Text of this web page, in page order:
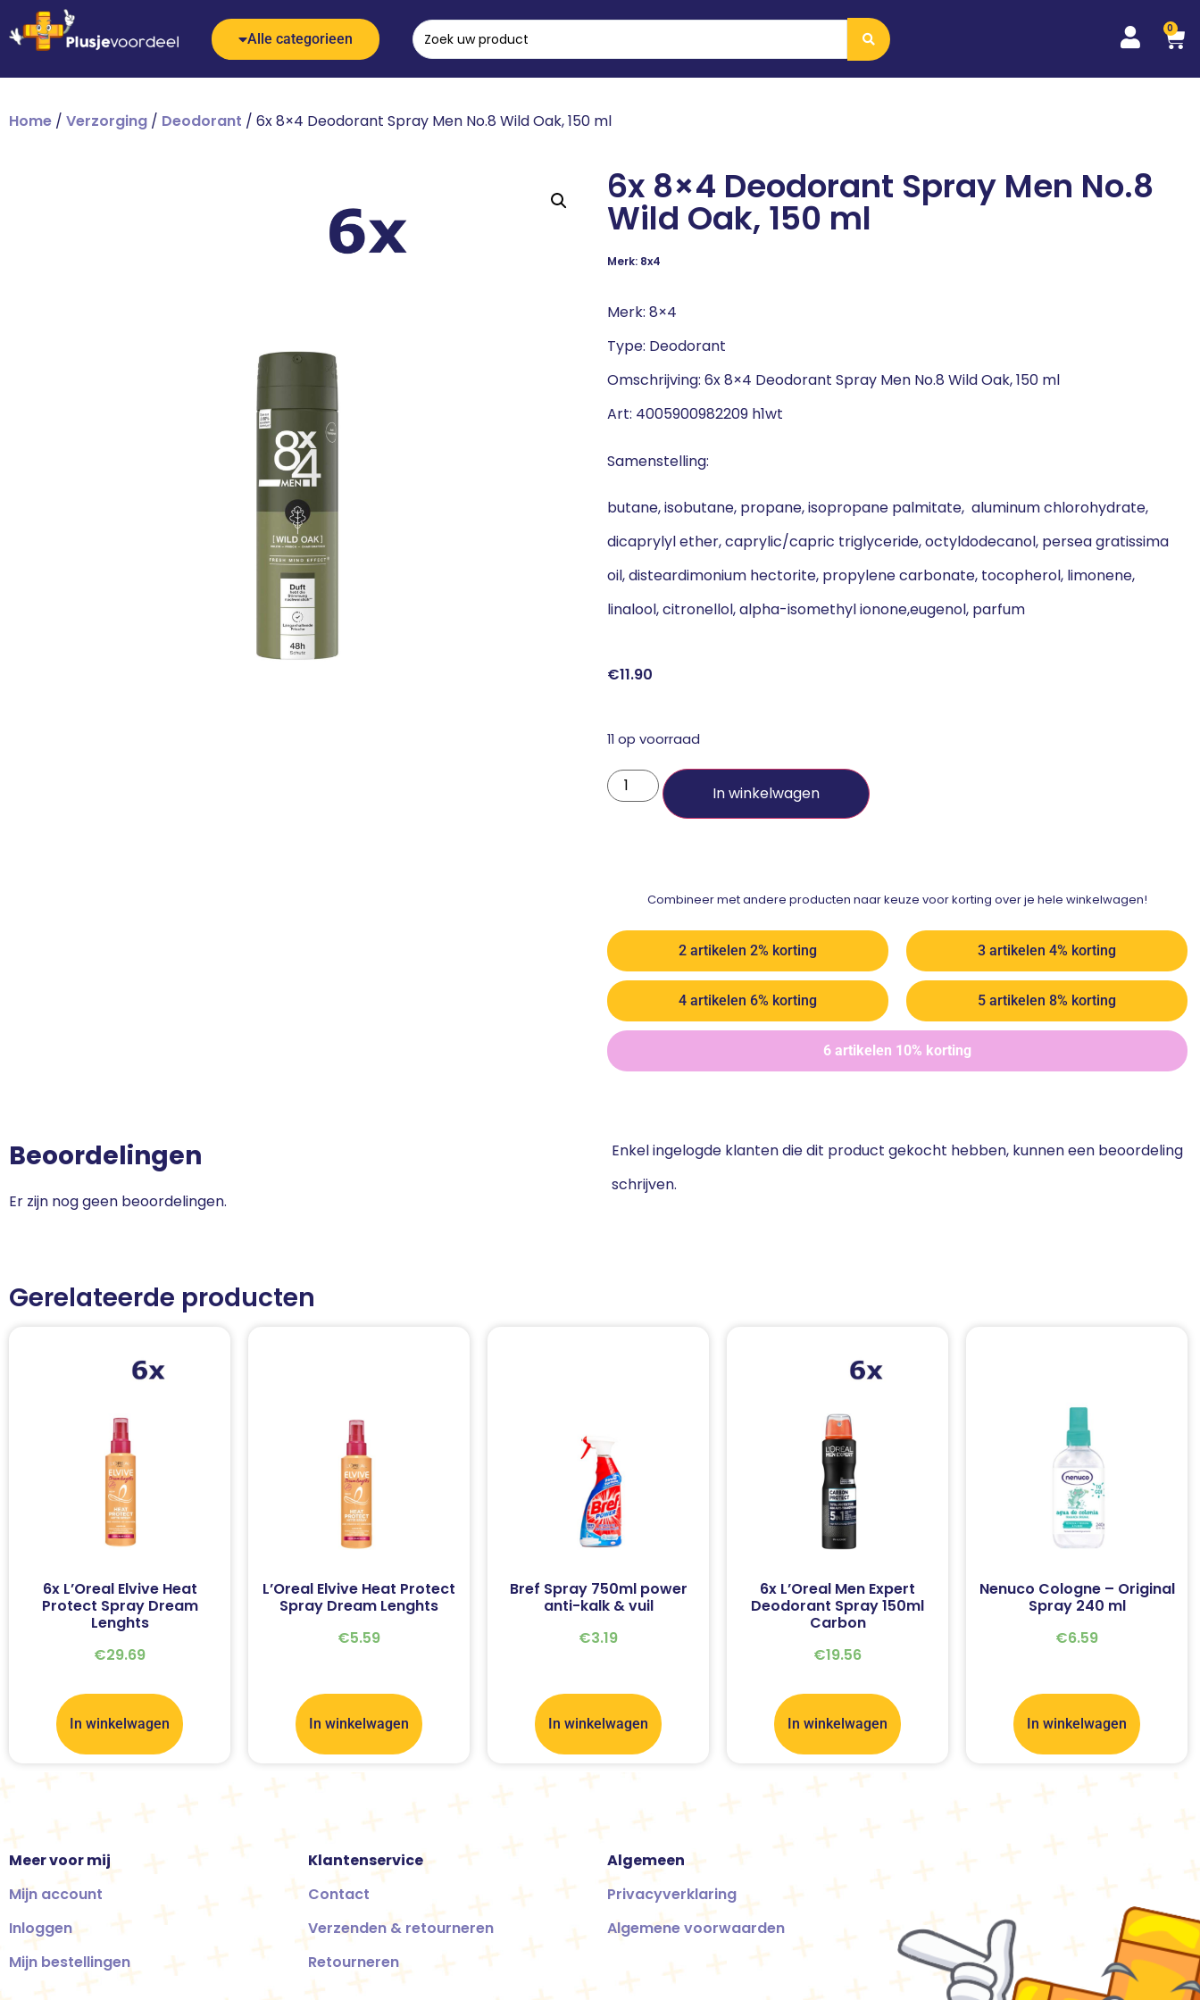
Alle categorieen
0
Home / Verzorging / Deodorant / 6x 8×4 Deodorant Spray Men No.8 Wild Oak, 150 ml
6x 8×4 Deodorant Spray Men No.8
Wild Oak, 150 ml
Merk: 8x4
Merk: 8×4
Type: Deodorant
Omschrijving: 6x 8×4 Deodorant Spray Men No.8 Wild Oak, 150 ml
Art: 4005900982209 h1wt
Samenstelling:
butane, isobutane, propane, isopropane palmitate, aluminum chlorohydrate,
dicaprylyl ether, caprylic/capric triglyceride, octyldodecanol, persea gratissima
oil, disteardimonium hectorite, propylene carbonate, tocopherol, limonene,
linalool, citronellol, alpha-isomethyl ionone,eugenol, parfum
€11.90
11 op voorraad
In winkelwagen
Combineer met andere producten naar keuze voor korting over je hele winkelwagen!
2 artikelen 2% korting 3 artikelen 4% korting
4 artikelen 6% korting 5 artikelen 8% korting
6 artikelen 10% korting
Beoordelingen
Er zijn nog geen beoordelingen.
Enkel ingelogde klanten die dit product gekocht hebben, kunnen een beoordeling
schrijven.
Gerelateerde producten
6x L’Oreal Elvive Heat
Protect Spray Dream
Lenghts
€29.69
In winkelwagen
L’Oreal Elvive Heat Protect
Spray Dream Lenghts
€5.59
In winkelwagen
Bref Spray 750ml power
anti-kalk & vuil
€3.19
In winkelwagen
6x L’Oreal Men Expert
Deodorant Spray 150ml
Carbon
€19.56
In winkelwagen
Nenuco Cologne – Original
Spray 240 ml
€6.59
In winkelwagen
Meer voor mij
Mijn account
Inloggen
Mijn bestellingen
Klantenservice
Contact
Verzenden & retourneren
Retourneren
Algemeen
Privacyverklaring
Algemene voorwaarden